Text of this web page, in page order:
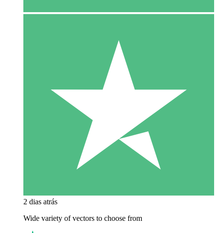
2 dias atrás
Wide variety of vectors to choose from